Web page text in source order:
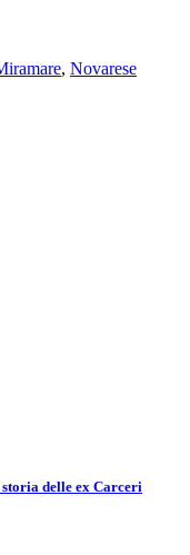
, Novarese
delle ex Carceri